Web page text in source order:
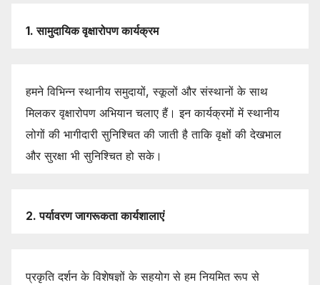
1.सामुदायिकवृक्षारोपणकार्यक्रम
हमने विभिन्न स्थानीय समुदायों, स्कूलों और संस्थानों के साथ
मिलकर वृक्षारोपण अभियान चलाए हैं। इन कार्यक्रमों में स्थानीय
लोगों की भागीदारी सुनिश्चित की जाती है ताकि वृक्षों की देखभाल
और सुरक्षा भी सुनिश्चित हो सके।
2.पर्यावरणजागरूकताकार्यशालाएं
प्रकृति दर्शन के विशेषज्ञों के सहयोग से हम नियमित रूप से